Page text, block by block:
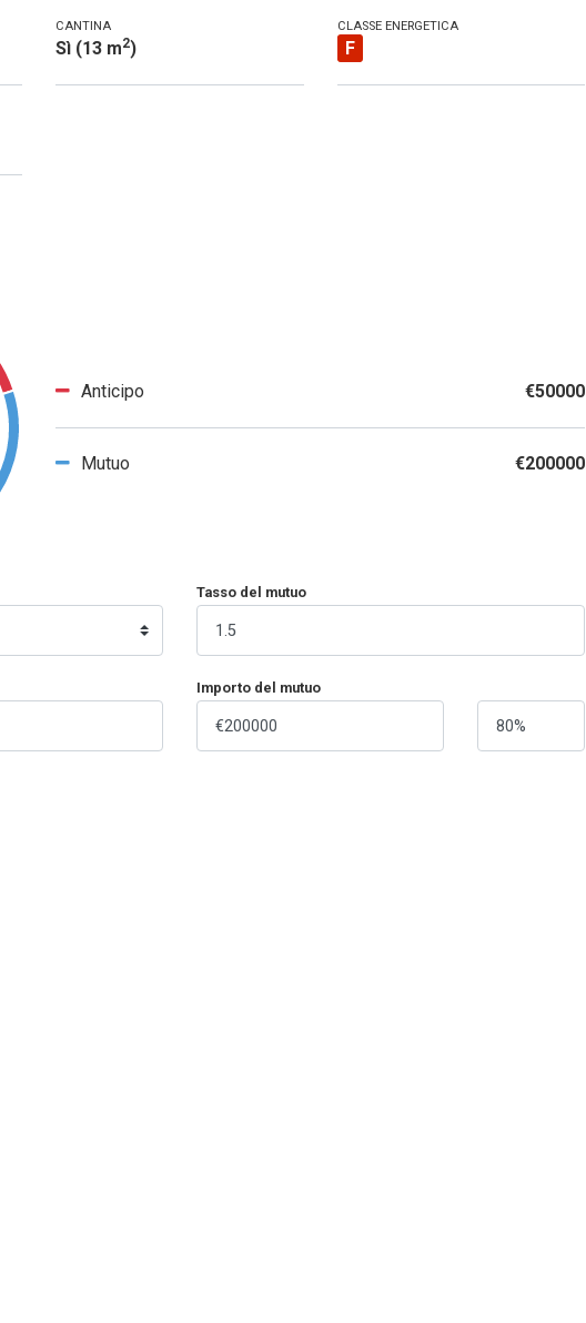
CANTINA
Sì (13 m2)
CLASSE ENERGETICA
F
Anticipo €50000
Mutuo €200000
Tasso del mutuo
Importo del mutuo